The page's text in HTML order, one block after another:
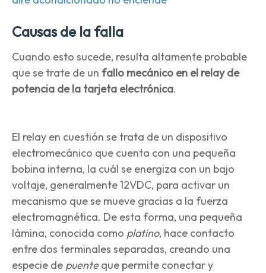
Causas de la falla
Cuando esto sucede, resulta altamente probable
que se trate de un fallo mecánico en el relay de
potencia de la tarjeta electrónica.
El relay en cuestión se trata de un dispositivo
electromecánico que cuenta con una pequeña
bobina interna, la cuál se energiza con un bajo
voltaje, generalmente 12VDC, para activar un
mecanismo que se mueve gracias a la fuerza
electromagnética. De esta forma, una pequeña
lámina, conocida como platino, hace contacto
entre dos terminales separadas, creando una
especie de puenteque permite conectar y